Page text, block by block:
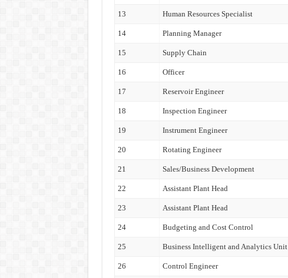
13 Human Resources Specialist
14 Planning Manager
15 Supply Chain
16 Officer
17 Reservoir Engineer
18 Inspection Engineer
19 Instrument Engineer
20 Rotating Engineer
21 Sales/Business Development
22 Assistant Plant Head
23 Assistant Plant Head
24 Budgeting and Cost Control
25 Business Intelligent and Analytics Unit
26 Control Engineer